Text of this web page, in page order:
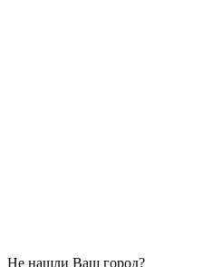
Не нашли Ваш город?